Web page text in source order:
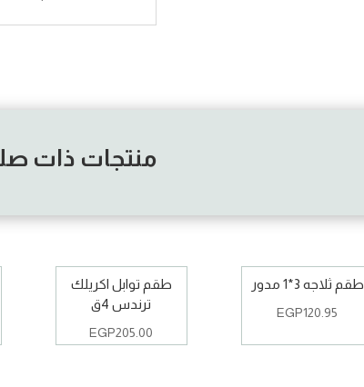
منتجات ذات
طقم ثلاجه 3*1 مدور
EGP120.95
طقم توابل اكريلك
ترندس 4ق
EGP205.00